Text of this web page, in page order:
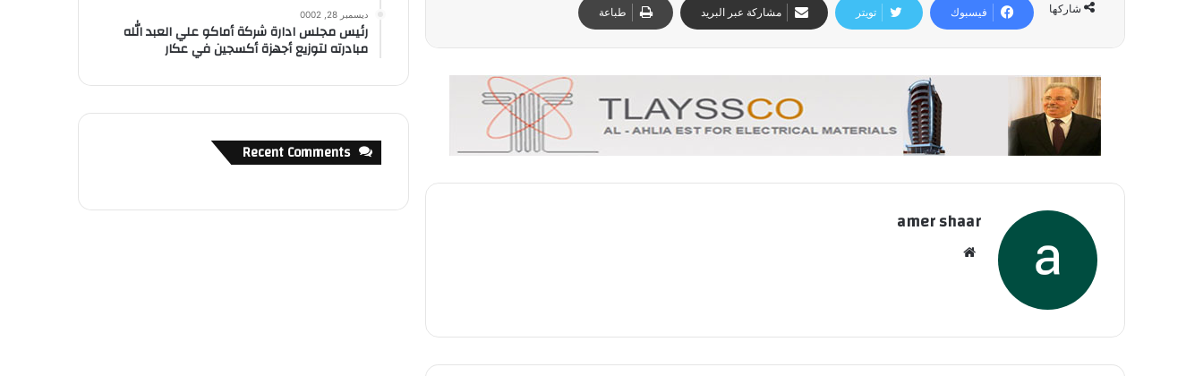
شاركها فيسبوك تويتر مشاركة عبر البريد طباعة
amer shaar
ديسمبر 28, 0002
رئيس مجلس ادارة شركة أماكو علي العبد الله
مبادرته لتوزيع أجهزة أكسجين في عكار
Recent Comments